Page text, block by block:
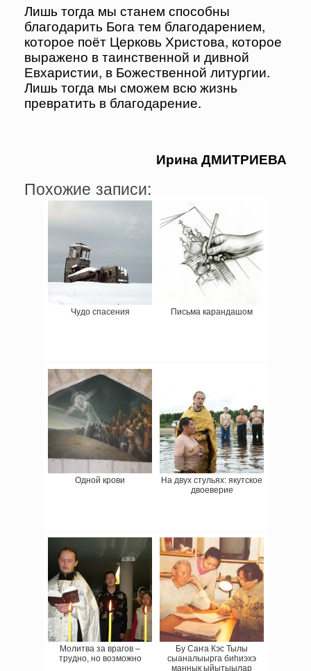
Лишь тогда мы станем способны
благодарить Бога тем благодарением,
которое поёт Церковь Христова, которое
выражено в таинственной и дивной
Евхаристии, в Божественной литургии.
Лишь тогда мы сможем всю жизнь
превратить в благодарение.
Ирина ДМИТРИЕВА
Похожие записи:
Чудо спасения Письма карандашом
Одной крови
На двух стульях: якутское
двоеверие
Молитва за врагов –
трудно, но возможно
Бу Саҥа Кэс Тылы
сыаналыырга биһиэхэ
маннык ыйытыылар